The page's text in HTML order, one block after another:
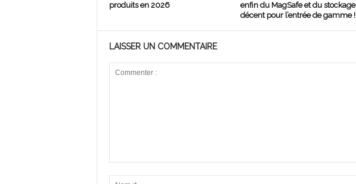
produits en 2026
enfin du MagSafe et du stockage
décent pour l’entrée de gamme !
LAISSER UN COMMENTAIRE